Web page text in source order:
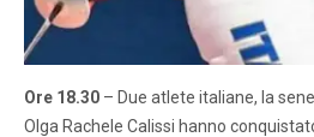
Ore 18.30 – Due atlete italiane, la
Olga Rachele Calissi hanno